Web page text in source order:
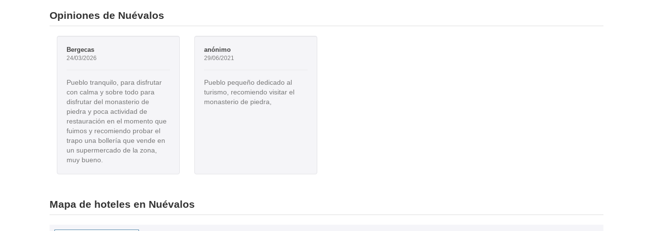
Opiniones de Nuévalos
Bergecas
24/03/2026
Pueblo tranquilo, para disfrutar
con calma y sobre todo para
disfrutar del monasterio de
piedra y poca actividad de
restauración en el momento que
fuimos y recomiendo probar el
trapo una bollería que vende en
un supermercado de la zona,
muy bueno.
anónimo
29/06/2021
Pueblo pequeño dedicado al
turismo, recomiendo visitar el
monasterio de piedra,
Mapa de hoteles en Nuévalos